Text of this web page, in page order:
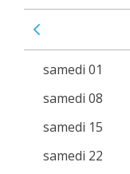
Voir le mois
samedi 01
samedi 08
samedi 15
samedi 22